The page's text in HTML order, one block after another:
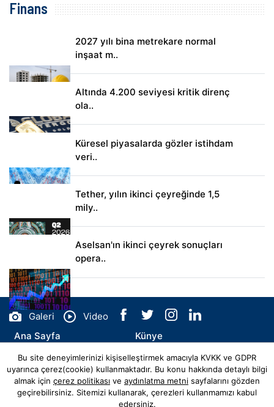
Finans
2027 yılı bina metrekare normal
inşaat m..
Altında 4.200 seviyesi kritik direnç
ola..
Küresel piyasalarda gözler istihdam
veri..
Tether, yılın ikinci çeyreğinde 1,5
mily..
Aselsan'ın ikinci çeyrek sonuçları
opera..
Galeri
Video
Ana Sayfa
Künye
İletişim
Bu site deneyimlerinizi kişiselleştirmek amacıyla KVKK ve GDPR
uyarınca çerez(cookie) kullanmaktadır. Bu konu hakkında detaylı bilgi
almak için çerez politikası ve aydınlatma metni sayfalarını gözden
geçirebilirsiniz. Sitemizi kullanarak, çerezleri kullanmamızı kabul
edersiniz.